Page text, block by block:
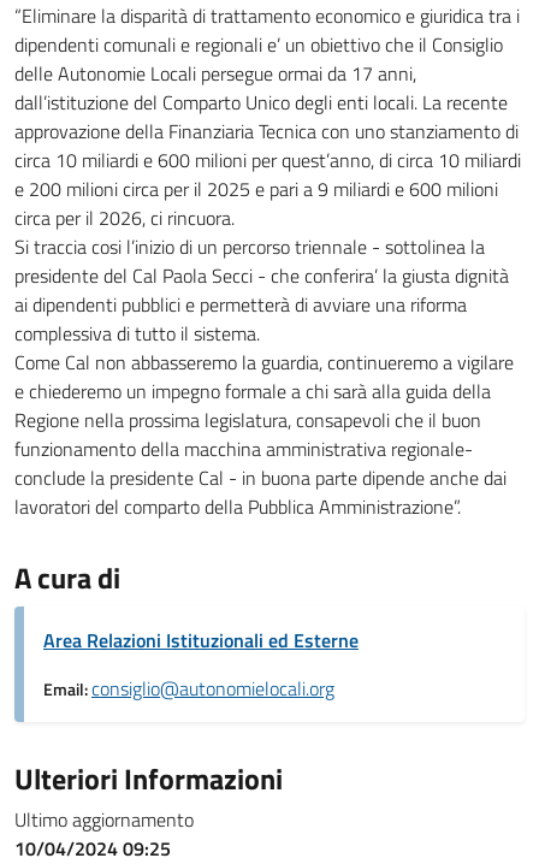
“Eliminare la disparità di trattamento economico e giuridica tra i
dipendenti comunali e regionali e’ un obiettivo che il Consiglio
delle Autonomie Locali persegue ormai da 17 anni,
dall’istituzione del Comparto Unico degli enti locali. La recente
approvazione della Finanziaria Tecnica con uno stanziamento di
circa 10 miliardi e 600 milioni per quest’anno, di circa 10 miliardi
e 200 milioni circa per il 2025 e pari a 9 miliardi e 600 milioni
circa per il 2026, ci rincuora.
Si traccia cosi l’inizio di un percorso triennale - sottolinea la
presidente del Cal Paola Secci - che conferira’ la giusta dignità
ai dipendenti pubblici e permetterà di avviare una riforma
complessiva di tutto il sistema.
Come Cal non abbasseremo la guardia, continueremo a vigilare
e chiederemo un impegno formale a chi sarà alla guida della
Regione nella prossima legislatura, consapevoli che il buon
funzionamento della macchina amministrativa regionale-
conclude la presidente Cal - in buona parte dipende anche dai
lavoratori del comparto della Pubblica Amministrazione”.
A cura di
Area Relazioni Istituzionali ed Esterne
Email:consiglio@autonomielocali.org
Ulteriori Informazioni
Ultimo aggiornamento
10/04/2024 09:25